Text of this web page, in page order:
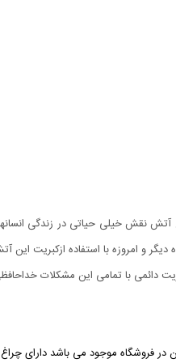
آتش نقش خیلی حیاتی در زندگی
دیگر و امروزه با استفاده ازکبریت
کبریت دائمی با تمامی این مشکلات
در فروشگاه موجود می باشد دارای